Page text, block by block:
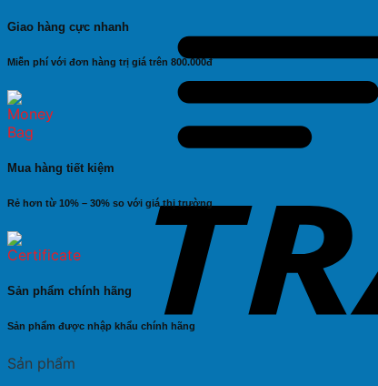
Giao hàng cực nhanh
Miễn phí với đơn hàng trị giá trên 800.000đ
Mua hàng tiết kiệm
Rẻ hơn từ 10% – 30% so với giá thị trường
Sản phẩm chính hãng
Sản phẩm được nhập khẩu chính hãng
Sản phẩm